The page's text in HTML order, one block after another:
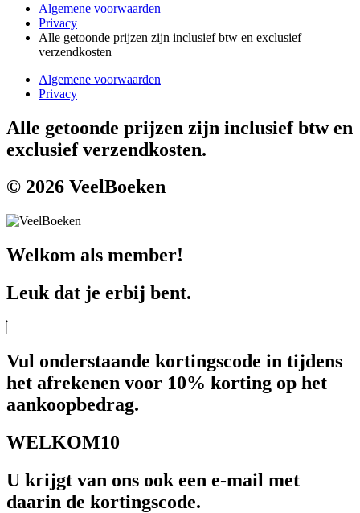
Algemene voorwaarden
Privacy
Alle getoonde prijzen zijn inclusief btw en exclusief
verzendkosten
Algemene voorwaarden
Privacy
Alle getoonde prijzen zijn inclusief btw en
exclusief verzendkosten.
© 2026 VeelBoeken
Welkom als member!
Leuk dat je erbij bent.
Vul onderstaande kortingscode in tijdens
het afrekenen voor 10% korting op het
aankoopbedrag.
WELKOM10
U krijgt van ons ook een e-mail met
daarin de kortingscode.